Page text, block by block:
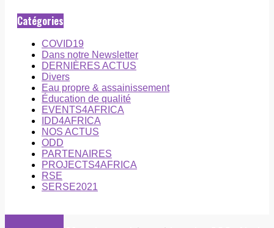
Catégories
COVID19
Dans notre Newsletter
DERNIÈRES ACTUS
Divers
Eau propre & assainissement
Éducation de qualité
EVENTS4AFRICA
IDD4AFRICA
NOS ACTUS
ODD
PARTENAIRES
PROJECTS4AFRICA
RSE
SERSE2021